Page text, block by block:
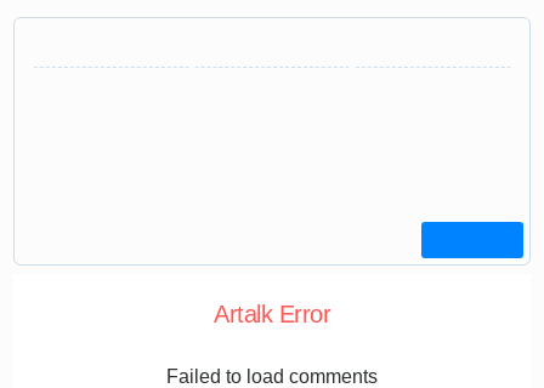
Artalk Error
Failed to load comments